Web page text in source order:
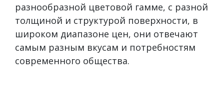
разнообразной цветовой гамме, с разной
толщиной и структурой поверхности, в
широком диапазоне цен, они отвечают
самым разным вкусам и потребностям
современного общества.